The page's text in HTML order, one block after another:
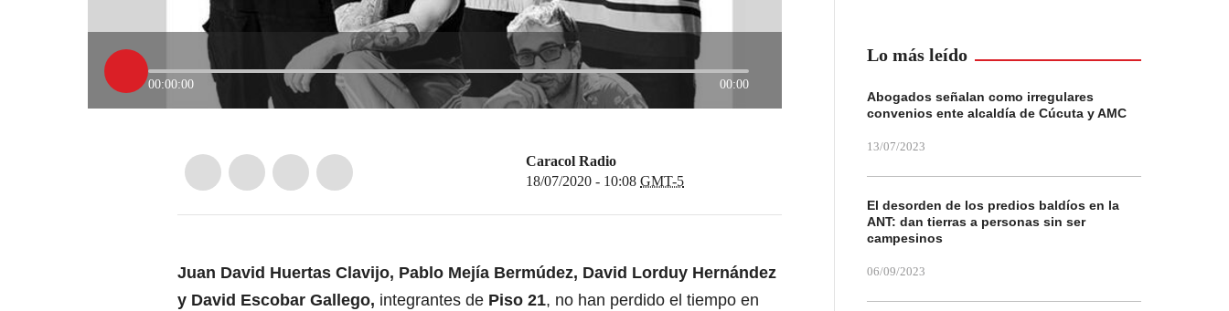
00:00:00 00:00
Caracol Radio
18/07/2020 - 10:08 GMT-5
Juan David Huertas Clavijo, Pablo Mejía Bermúdez, David Lorduy Hernández
y David Escobar Gallego, integrantes de Piso 21, no han perdido el tiempo en
Lo más leído
Abogados señalan como irregulares
convenios ente alcaldía de Cúcuta y AMC
13/07/2023
El desorden de los predios baldíos en la
ANT: dan tierras a personas sin ser
campesinos
06/09/2023